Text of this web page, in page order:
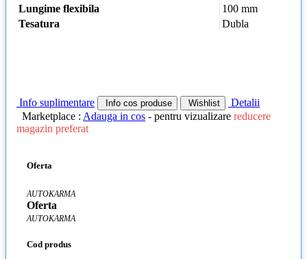
Lungime flexibila
100 mm
Tesatura
Dubla
Info suplimentare Info cos produse Wishlist
Detalii
Marketplace : Adauga in cos - pentru vizualizare reducere
magazin preferat
Oferta
AUTOKARMA
Oferta
AUTOKARMA
Cod produs